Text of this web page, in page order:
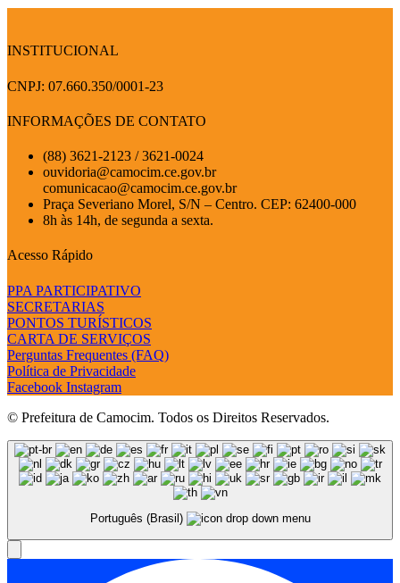
INSTITUCIONAL
CNPJ: 07.660.350/0001-23
INFORMAÇÕES DE CONTATO
(88) 3621-2123 / 3621-0024
ouvidoria@camocim.ce.gov.br
comunicacao@camocim.ce.gov.br
Praça Severiano Morel, S/N – Centro. CEP: 62400-000
8h às 14h, de segunda a sexta.
Acesso Rápido
PPA PARTICIPATIVO
SECRETARIAS
PONTOS TURÍSTICOS
CARTA DE SERVIÇOS
Perguntas Frequentes (FAQ)
Política de Privacidade
Facebook Instagram
© Prefeitura de Camocim. Todos os Direitos Reservados.
Português (Brasil)